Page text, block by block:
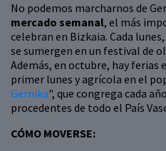
No podemos marcharnos de
mercado semanal, el más
celebran en Bizkaia. Cada
se sumergen en un festival de
Además, en octubre, hay ferias
primer lunes y agrícola en el
Gernika", que congrega cada
procedentes de todo el País
CÓMO MOVERSE: